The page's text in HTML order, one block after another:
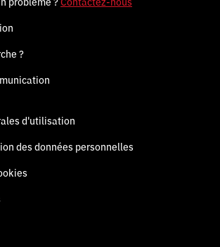
?
d'utilisation
des données personnelles